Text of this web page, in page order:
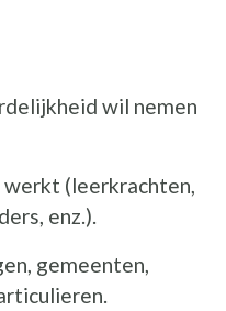
wil nemen
(leerkrachten,
enz.).
gemeenten,